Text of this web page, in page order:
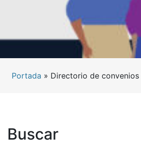
Portada » Directorio de convenios
Buscar